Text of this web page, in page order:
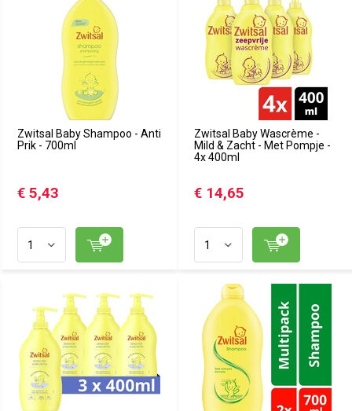
Zwitsal Baby Shampoo - Anti
Prik - 700ml
€ 5,43
Zwitsal Baby Wascrème -
Mild & Zacht - Met Pompje -
4x 400ml
€ 14,65